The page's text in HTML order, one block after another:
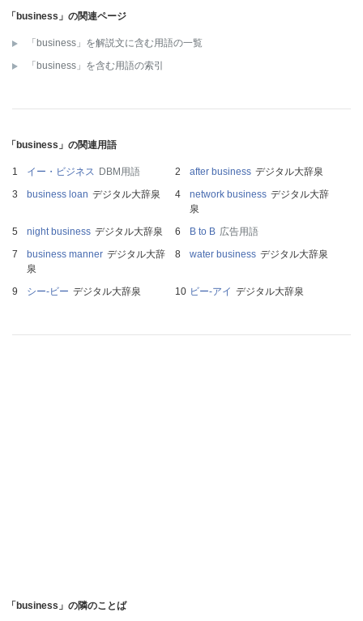
「business」の関連ページ
「business」を解説文に含む用語の一覧
「business」を含む用語の索引
「business」の関連用語
イー・ビジネス DBM用語 after business デジタル大辞泉
business loan デジタル大辞泉 network business デジタル大辞
泉
night business デジタル大辞泉 B to B 広告用語
business manner デジタル大辞
泉
water business デジタル大辞泉
シー‐ビー デジタル大辞泉 ビー‐アイ デジタル大辞泉
「business」の隣のことば